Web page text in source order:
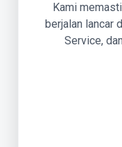
Kami
berjalan lancar
Service,